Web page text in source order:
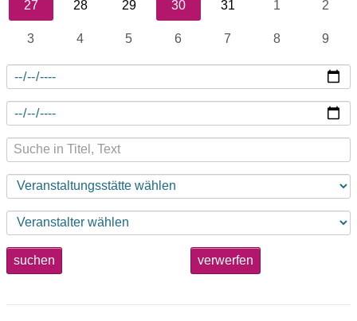
27 28 29 30 31 1 2
3 4 5 6 7 8 9
suchen verwerfen